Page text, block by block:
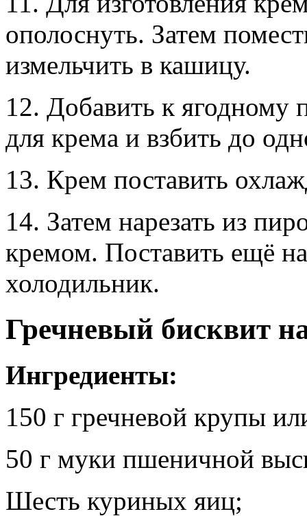
ополоснуть. Затем
измельчить в кашицу.
12. Добавить к ягодному
для крема и взбить до
13. Крем поставить
14. Затем нарезать из
кремом. Поставить ещё
холодильник.
Гречневый бисквит
Ингредиенты:
150 г гречневой крупы
50 г муки пшеничной
Шесть куриных яиц;